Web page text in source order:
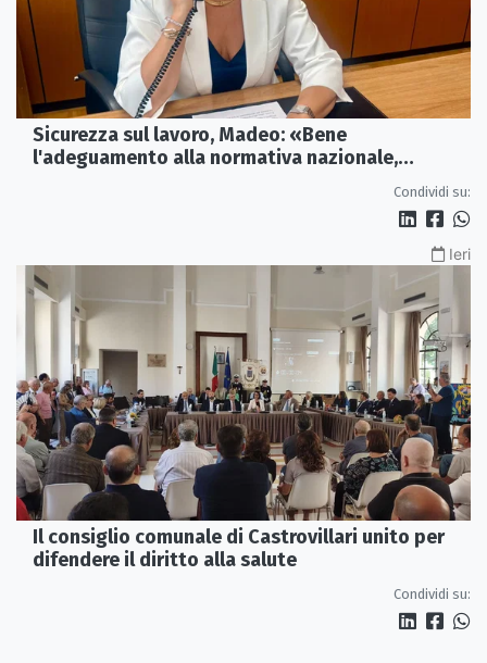
Sicurezza sul lavoro, Madeo: «Bene
l'adeguamento alla normativa nazionale,
Condividi su:
Ieri
Il consiglio comunale di Castrovillari unito per
difendere il diritto alla salute
Condividi su: